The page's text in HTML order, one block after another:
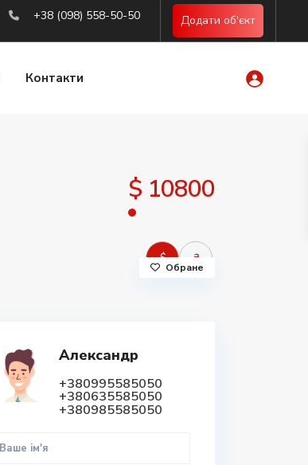
+38 (098) 558-50-50 Додати об'єкт
Контакти
$ 10800
$ ₴
Обране
Александр
+380995585050
+380635585050
+380985585050